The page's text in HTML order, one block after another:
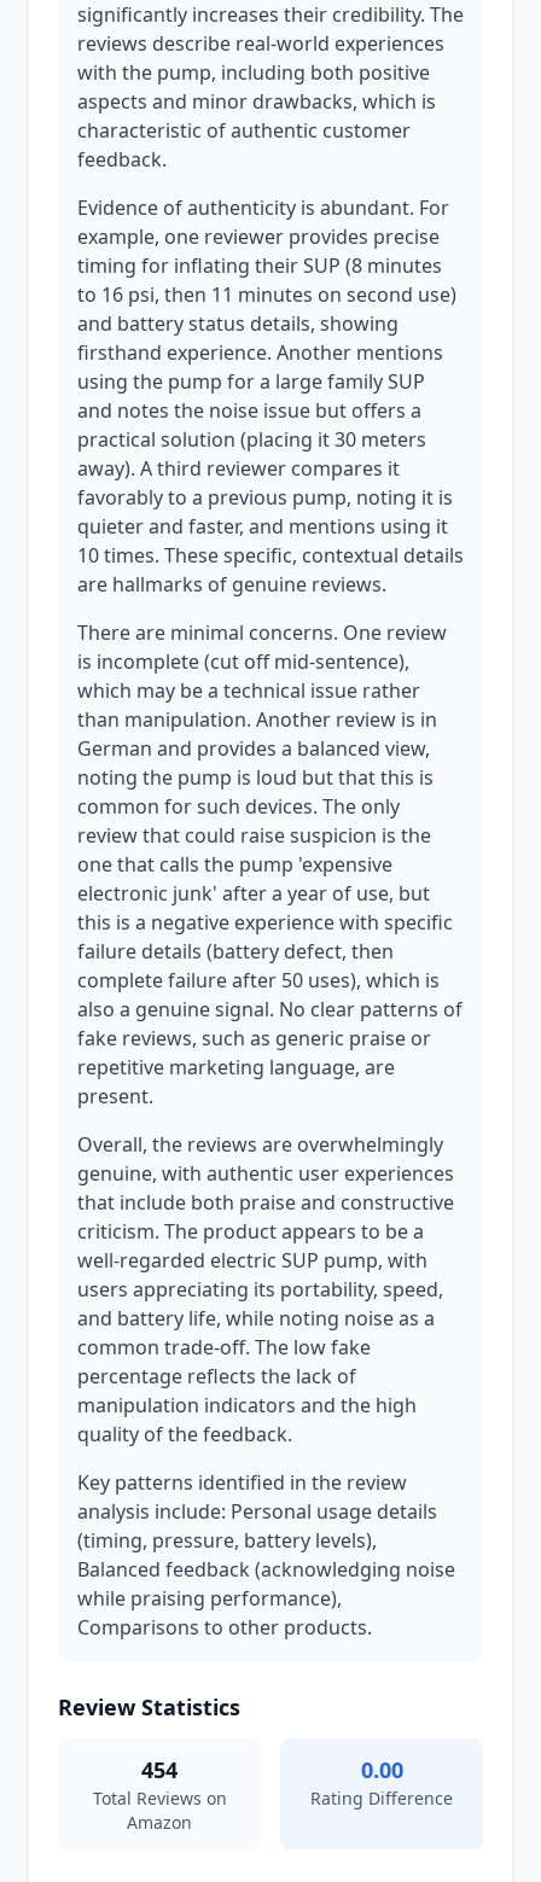
significantly increases their credibility. The
reviews describe real-world experiences
with the pump, including both positive
aspects and minor drawbacks, which is
characteristic of authentic customer
feedback.
Evidence of authenticity is abundant. For
example, one reviewer provides precise
timing for inflating their SUP (8 minutes
to 16 psi, then 11 minutes on second use)
and battery status details, showing
firsthand experience. Another mentions
using the pump for a large family SUP
and notes the noise issue but offers a
practical solution (placing it 30 meters
away). A third reviewer compares it
favorably to a previous pump, noting it is
quieter and faster, and mentions using it
10 times. These specific, contextual details
are hallmarks of genuine reviews.
There are minimal concerns. One review
is incomplete (cut off mid-sentence),
which may be a technical issue rather
than manipulation. Another review is in
German and provides a balanced view,
noting the pump is loud but that this is
common for such devices. The only
review that could raise suspicion is the
one that calls the pump 'expensive
electronic junk' after a year of use, but
this is a negative experience with specific
failure details (battery defect, then
complete failure after 50 uses), which is
also a genuine signal. No clear patterns of
fake reviews, such as generic praise or
repetitive marketing language, are
present.
Overall, the reviews are overwhelmingly
genuine, with authentic user experiences
that include both praise and constructive
criticism. The product appears to be a
well-regarded electric SUP pump, with
users appreciating its portability, speed,
and battery life, while noting noise as a
common trade-off. The low fake
percentage reflects the lack of
manipulation indicators and the high
quality of the feedback.
Key patterns identified in the review
analysis include: Personal usage details
(timing, pressure, battery levels),
Balanced feedback (acknowledging noise
while praising performance),
Comparisons to other products.
Review Statistics
454
Total Reviews on
Amazon
0.00
Rating Difference